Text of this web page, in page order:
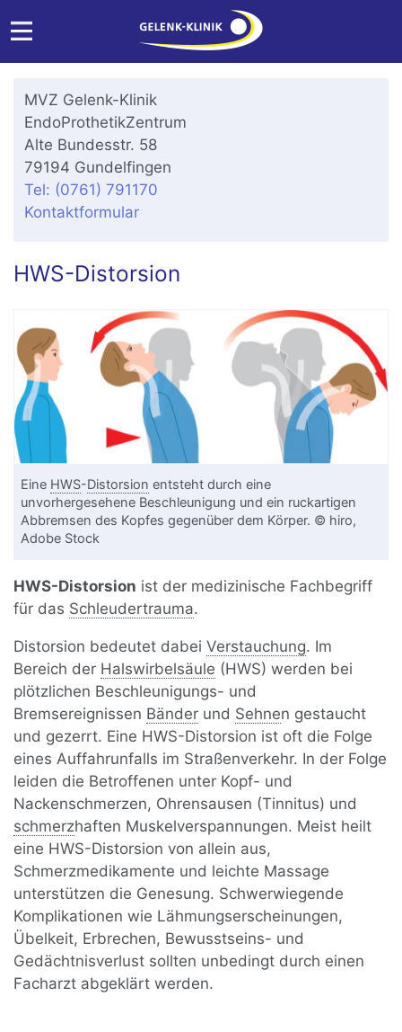
MVZ Gelenk-Klinik
EndoProthetikZentrum
Alte Bundesstr. 58
79194 Gundelfingen
Tel: (0761) 791170
Kontaktformular
HWS-Distorsion
Eine HWS-Distorsion entsteht durch eine
unvorhergesehene Beschleunigung und ein ruckartigen
Abbremsen des Kopfes gegenüber dem Körper. © hiro,
Adobe Stock
HWS-Distorsion ist der medizinische Fachbegriff
für das Schleudertrauma.
Distorsion bedeutet dabeiVerstauchung. Im
Bereich der Halswirbelsäule (HWS) werden bei
plötzlichen Beschleunigungs- und
Bremsereignissen Bänder und Sehnen gestaucht
und gezerrt. Eine HWS-Distorsion ist oft die Folge
eines Auffahrunfalls im Straßenverkehr. In der Folge
leiden die Betroffenen unter Kopf- und
Nackenschmerzen, Ohrensausen (Tinnitus) und
schmerzhaften Muskelverspannungen. Meist heilt
eine HWS-Distorsion von allein aus,
Schmerzmedikamente und leichte Massage
unterstützen die Genesung. Schwerwiegende
Komplikationen wie Lähmungserscheinungen,
Übelkeit, Erbrechen, Bewusstseins- und
Gedächtnisverlust sollten unbedingt durch einen
Facharzt abgeklärt werden.